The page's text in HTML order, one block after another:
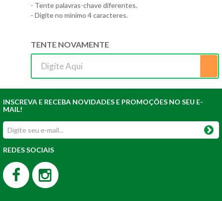
- Tente palavras-chave diferentes.
- Digite no mínimo 4 caracteres.
TENTE NOVAMENTE
INSCREVA E RECEBA NOVIDADES E PROMOÇÕES NO SEU E-
MAIL!
REDES SOCIAIS